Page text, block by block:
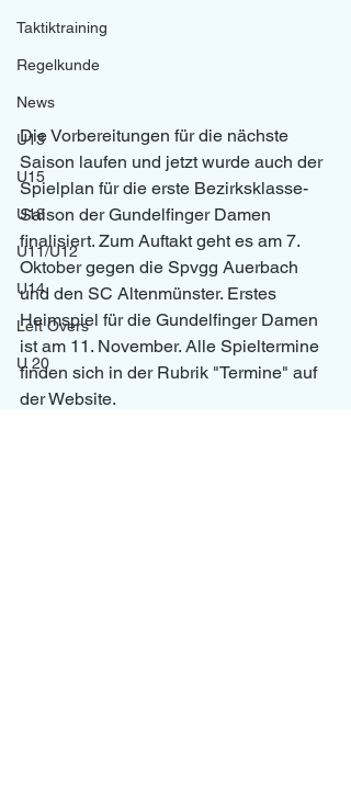
Taktiktraining
Regelkunde
News
U13
U15
U18
U11/U12
U14
Left Overs
U 20
Die Vorbereitungen für die nächste
Saison laufen und jetzt wurde auch der
Spielplan für die erste Bezirksklasse-
Saison der Gundelfinger Damen
finalisiert. Zum Auftakt geht es am 7.
Oktober gegen die Spvgg Auerbach
und den SC Altenmünster. Erstes
Heimspiel für die Gundelfinger Damen
ist am 11. November. Alle Spieltermine
finden sich in der Rubrik "Termine" auf
der Website.